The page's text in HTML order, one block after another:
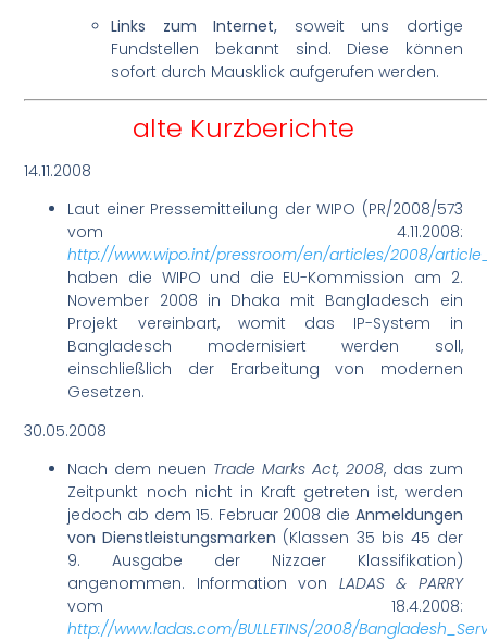
Links zum Internet, soweit uns dortige
Fundstellen bekannt sind. Diese können
sofort durch Mausklick aufgerufen werden.
alte Kurzberichte
14.11.2008
Laut einer Pressemitteilung der WIPO (PR/2008/573
vom 4.11.2008:
http://www.wipo.int/pressroom/en/articles/2008/
haben die WIPO und die EU-Kommission am 2.
November 2008 in Dhaka mit Bangladesch ein
Projekt vereinbart, womit das IP-System in
Bangladesch modernisiert werden soll,
einschließlich der Erarbeitung von modernen
Gesetzen.
30.05.2008
Nach dem neuen Trade Marks Act, 2008, das zum
Zeitpunkt noch nicht in Kraft getreten ist, werden
jedoch ab dem 15. Februar 2008 die Anmeldungen
von Dienstleistungsmarken (Klassen 35 bis 45 der
9. Ausgabe der Nizzaer Klassifikation)
angenommen. Information von LADAS & PARRY
vom 18.4.2008:
http://www.ladas.com/BULLETINS/2008/